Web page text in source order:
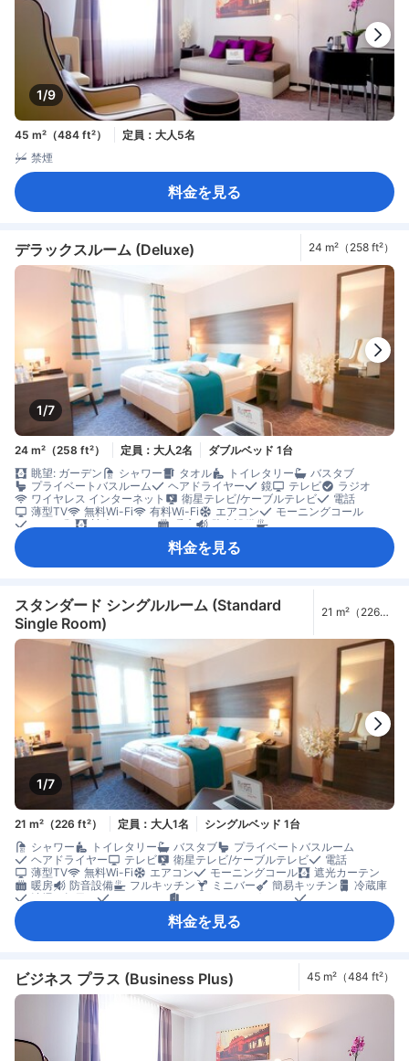
1/9
45 m²（484 ft²）
定員：大人5名
禁煙
料金を見る
デラックスルーム (Deluxe) 24 m²（258 ft²）
1/7
24 m²（258 ft²） 定員：大人2名
ダブルベッド 1台
眺望: ガーデン
シャワー タオル トイレタリー
バスタブ
プライベートバスルーム
ヘアドライヤー 鏡 テレビ
ラジオ
ワイヤレス インターネット
衛星テレビ/ケーブルテレビ
電話
薄型TV
無料Wi-Fi 有料Wi-Fi エアコン
モーニングコール
リネン類
遮光カーテン 暖房 防音設備
フルキッチン
清掃（毎日）
専用ダイニングルーム 窓側
料金を見る
スタンダード シングルルーム (Standard
Single Room)
21 m²（226
1/7
21 m²（226 ft²） 定員：大人1名
シングルベッド 1台
シャワー
トイレタリー バスタブ
プライベートバスルーム
ヘアドライヤー
テレビ 衛星テレビ/ケーブルテレビ
電話
薄型TV
無料Wi-Fi エアコン モーニングコール
遮光カーテン
暖房
防音設備 フルキッチン ミニバー 簡易キッチン
冷蔵庫
清掃（毎日）
カーペット コネクティングルーム
ソファ
クローゼット
セーフティボックス（客室内）
禁煙
料金を見る
ビジネス プラス (Business Plus) 45 m²（484 ft²）